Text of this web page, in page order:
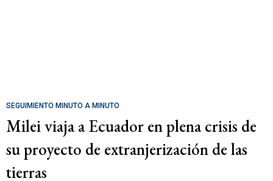
SEGUIMIENTO MINUTO A MINUTO
Milei viaja a Ecuador en plena crisis de
su proyecto de extranjerización de las
tierras